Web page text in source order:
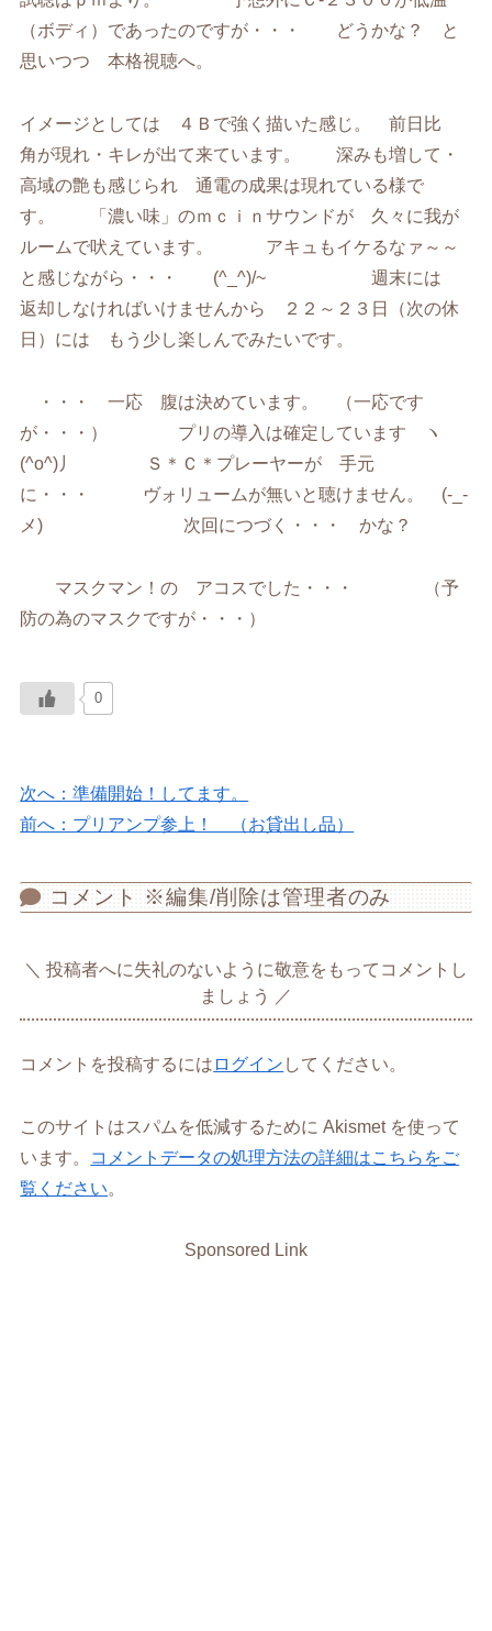
（ボディ）であったのですが・・・ どうかな？ と
思いつつ 本格視聴へ。
イメージとしては ４Ｂで強く描いた感じ。 前日比
角が現れ・キレが出て来ています。 深みも増して・
高域の艶も感じられ 通電の成果は現れている様で
す。 「濃い味」のｍｃｉｎサウンドが 久々に我が
ルームで吠えています。 アキュもイケるなァ～～
と感じながら・・・ (^_^)/~ 週末には
返却しなければいけませんから ２２～２３日（次の休
日）には もう少し楽しんでみたいです。
・・・ 一応 腹は決めています。 （一応です
が・・・） プリの導入は確定しています ヽ
(^o^)丿 Ｓ＊Ｃ＊プレーヤーが 手元
に・・・ ヴォリュームが無いと聴けません。 (-_-
メ) 次回につづく・・・ かな？
マスクマン！の アコスでした・・・ （予
防の為のマスクですが・・・）
0
次へ：準備開始！してます。
前へ：プリアンプ参上！ （お貸出し品）
コメント ※編集/削除は管理者のみ
投稿者へに失礼のないように敬意をもってコメントし
ましょう
コメントを投稿するには ログイン してください。
このサイトはスパムを低減するために Akismet を使って
います。
コメントデータの処理方法の詳細はこちらをご
覧ください。
Sponsored Link